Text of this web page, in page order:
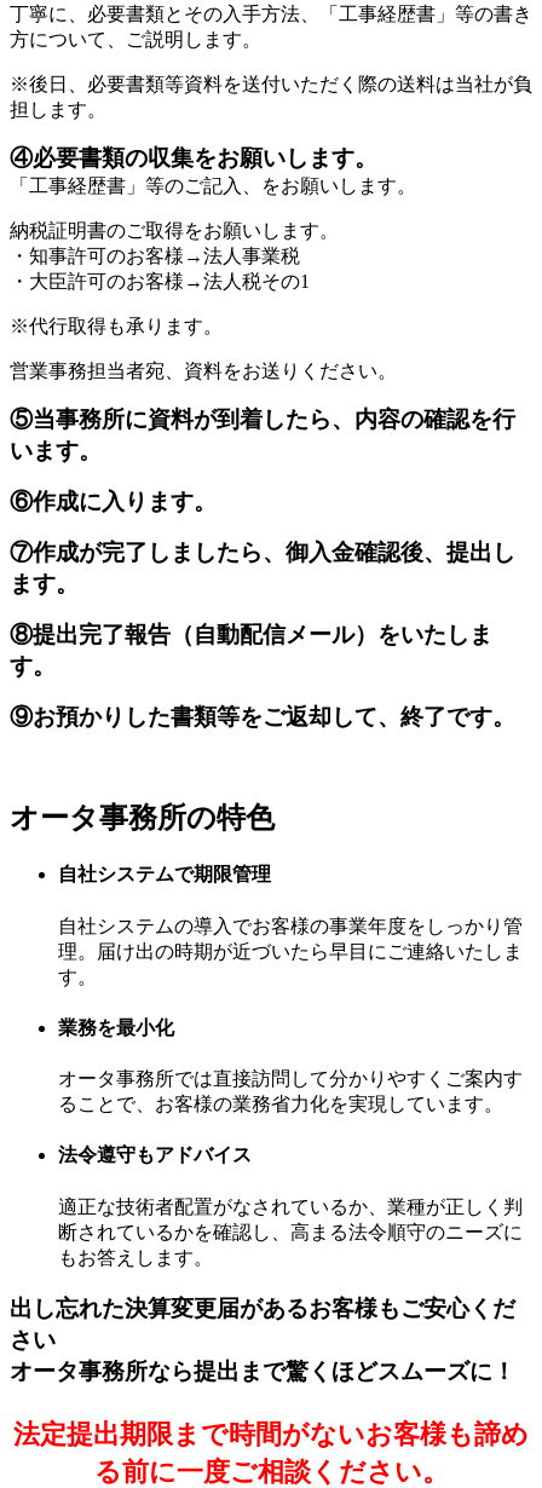
丁寧に、必要書類とその入手方法、「工事経歴書」等の書き
方について、ご説明します。
※後日、必要書類等資料を送付いただく際の送料は当社が負
担します。
④必要書類の収集をお願いします。
「工事経歴書」等のご記入、をお願いします。
納税証明書のご取得をお願いします。
・知事許可のお客様→法人事業税
・大臣許可のお客様→法人税その1
※代行取得も承ります。
営業事務担当者宛、資料をお送りください。
⑤当事務所に資料が到着したら、内容の確認を行
います。
⑥作成に入ります。
⑦作成が完了しましたら、御入金確認後、提出し
ます。
⑧提出完了報告（自動配信メール）をいたしま
す。
⑨お預かりした書類等をご返却して、終了です。
オータ事務所の特色
自社システムで期限管理
自社システムの導入でお客様の事業年度をしっかり管
理。届け出の時期が近づいたら早目にご連絡いたしま
す。
業務を最小化
オータ事務所では直接訪問して分かりやすくご案内す
ることで、お客様の業務省力化を実現しています。
法令遵守もアドバイス
適正な技術者配置がなされているか、業種が正しく判
断されているかを確認し、高まる法令順守のニーズに
もお答えします。
出し忘れた決算変更届があるお客様もご安心くだ
さい
オータ事務所なら提出まで驚くほどスムーズに！
法定提出期限まで時間がないお客様も諦め
る前に一度ご相談ください。